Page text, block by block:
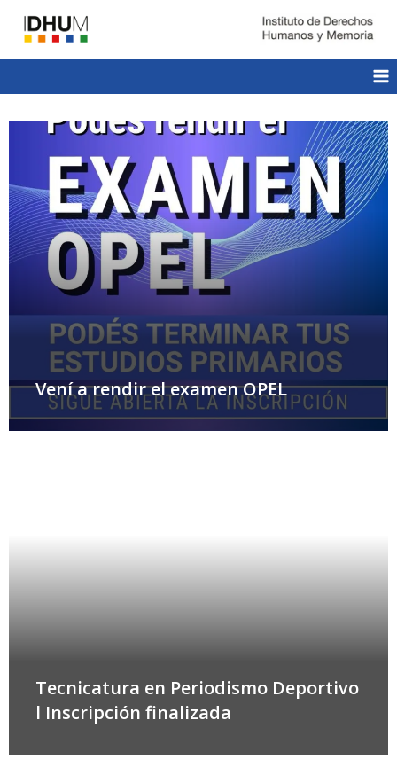
Vení a rendir el examen OPEL
Tecnicatura en Periodismo Deportivo
l Inscripción finalizada